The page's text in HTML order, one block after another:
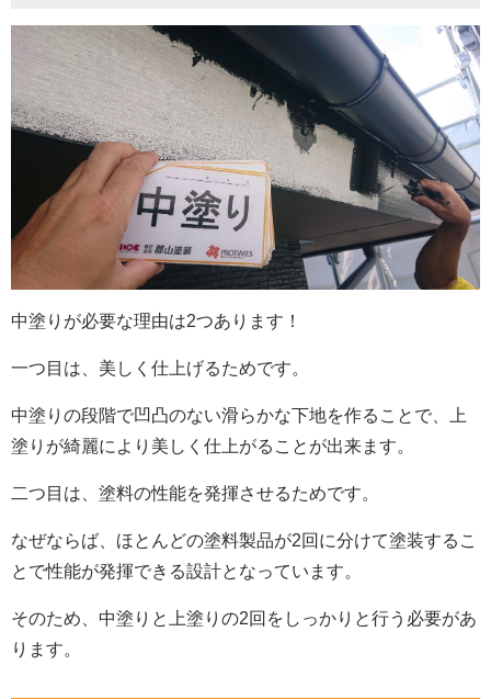
中塗りが必要な理由は2つあります！
一つ目は、美しく仕上げるためです。
中塗りの段階で凹凸のない滑らかな下地を作ることで、上
塗りが綺麗により美しく仕上がることが出来ます。
二つ目は、塗料の性能を発揮させるためです。
なぜならば、ほとんどの塗料製品が2回に分けて塗装するこ
とで性能が発揮できる設計となっています。
そのため、中塗りと上塗りの2回をしっかりと行う必要があ
ります。